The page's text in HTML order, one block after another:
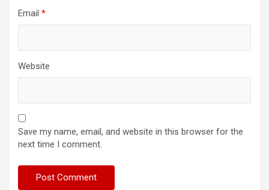
Email *
Website
Save my name, email, and website in this browser for the
next time I comment.